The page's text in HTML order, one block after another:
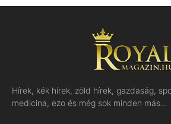
Hírek, kék hírek, zöld hírek, gazdaság,
medicina, ezo és még sok minden más…